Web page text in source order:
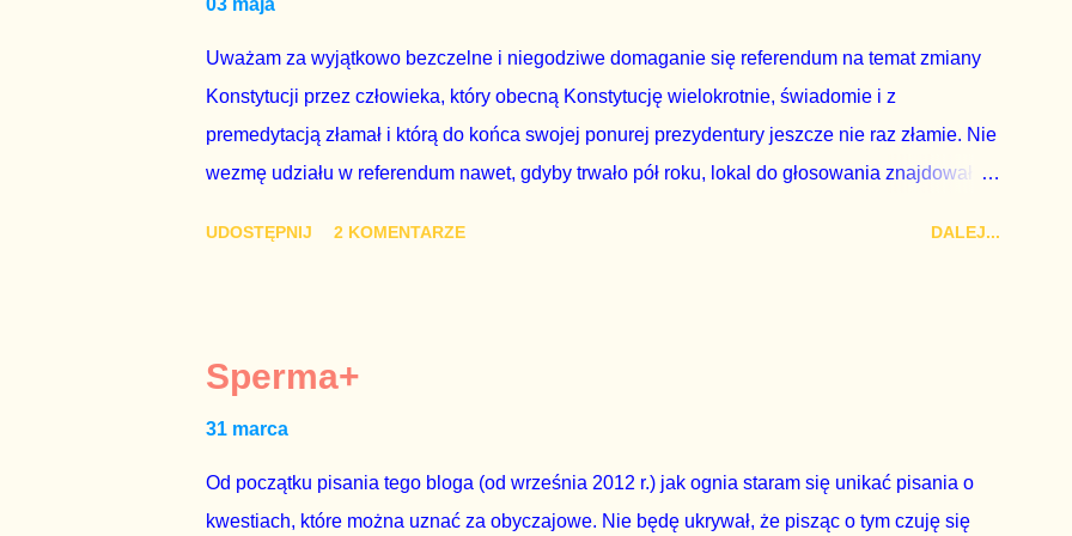
rządu. Generalnie, M...
03 maja
Uważam za wyjątkowo bezczelne i niegodziwe domaganie się referendum na temat zmiany
Konstytucji przez człowieka, który obecną Konstytucję wielokrotnie, świadomie i z
premedytacją złamał i którą do końca swojej ponurej prezydentury jeszcze nie raz złamie. Nie
wezmę udziału w referendum nawet, gdyby trwało pół roku, lokal do głosowania znajdował
tego referendum nie chce – ani partia rządząca, ani partie opozycyjne. Jeśli w siedzibie PiS
zapadnie decyzja, aby głosować zgodnie z wolą Dudy, obowiązkiem każdego przyzwoitego
człowieka i szanującego podstawowe reguły demokraty jest takie referendum zbojkotować. W
procedurze zmiany Konstytu...
UDOSTĘPNIJ 2 KOMENTARZE DALEJ...
Sperma+
31 marca
Od początku pisania tego bloga (od września 2012 r.) jak ognia staram się unikać pisania o
kwestiach, które można uznać za obyczajowe. Nie będę ukrywał, że pisząc o tym czuję się